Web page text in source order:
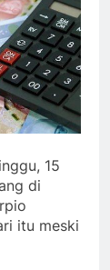
15
di
itu meski